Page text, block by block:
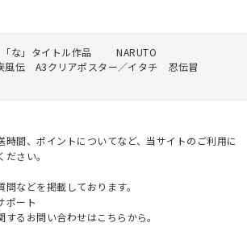
「な」タイトル作品
NARUTO
風伝 A3クリアポスター／イタチ 忍伝冒
時間、ポイントについてなど、当サイトのご利用に
さい。
などを掲載しております。
ポート
るお問い合わせはこちらから。